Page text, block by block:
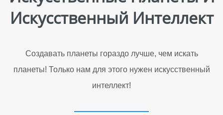
Искусственный Интеллект
Создавать планеты гораздо лучше, чем искать
планеты! Только нам для этого нужен искусственный
интеллект!